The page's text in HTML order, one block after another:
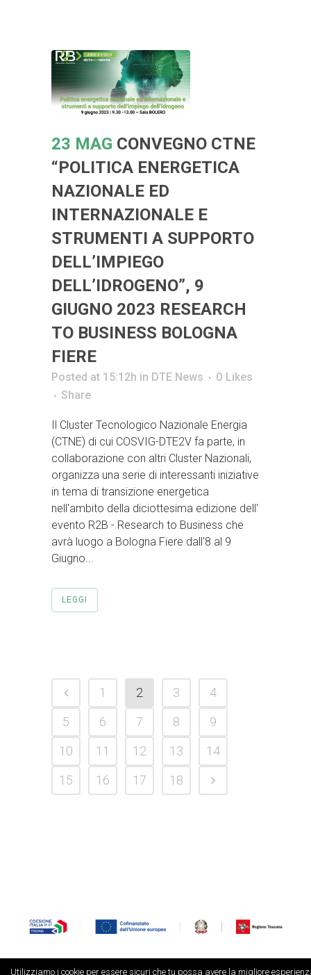
23 MAG CONVEGNO CTNE
“POLITICA ENERGETICA
NAZIONALE ED
INTERNAZIONALE E
STRUMENTI A SUPPORTO
DELL’IMPIEGO
DELL’IDROGENO”, 9
GIUGNO 2023 RESEARCH
TO BUSINESS BOLOGNA
FIERE
Posted at 15:12h in DTE News 0 Likes
Share
Il Cluster Tecnologico Nazionale Energia
(CTNE) di cui COSVIG-DTE2V fa parte, in
collaborazione con altri Cluster Nazionali,
organizza una serie di interessanti iniziative
in tema di transizione energetica
nell'ambito della diciottesima edizione dell'
evento R2B - Research to Business che
avrà luogo a Bologna Fiere dall'8 al 9
Giugno...
LEGGI
1 2 3
4
5
6 7 8
9
10
11 12 13
14
15
16 17 18
Utilizziamo i cookie per essere sicuri che tu possa avere la migliore